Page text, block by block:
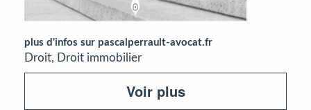
plus d'infos sur pascalperrault-avocat.fr
Droit, Droit immobilier
Voir plus